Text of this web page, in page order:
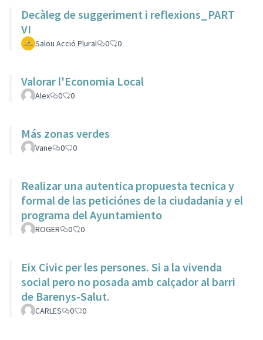
Decàleg de suggeriment i reflexions_PART
VI
Salou Acció Plural 0 0
Valorar l'Economia Local
Alex 0 0
Más zonas verdes
Vane 0 0
Realizar una autentica propuesta tecnica y
formal de las peticiónes de la ciudadania y el
programa del Ayuntamiento
ROGER 0 0
Eix Civic per les persones. Si a la vivenda
social pero no posada amb calçador al barri
de Barenys-Salut.
CARLES 0 0